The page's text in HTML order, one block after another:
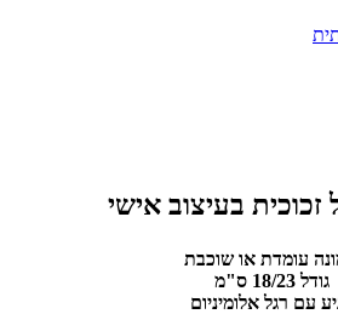
זכוכית בעיצוב אישי
עומדת או שוכבת
גודל 18/23 ס"מ
עם רגל אלומיניום